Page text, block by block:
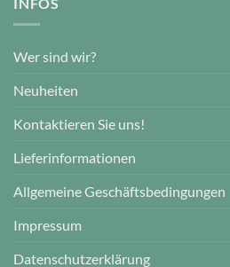
Wer sind wir?
Neuheiten
Kontaktieren Sie uns!
Lieferinformationen
Allgemeine Geschäftsbedingungen
Impressum
Datenschutzerklärung